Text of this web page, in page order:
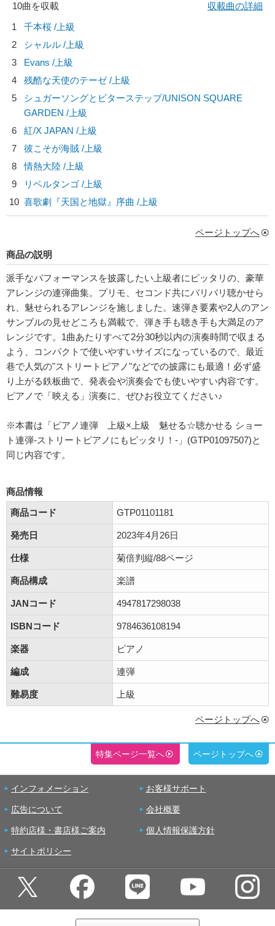
10曲を収載
収載曲の詳細
1
千本桜 /上級
2
シャルル /上級
3
Evans /上級
4
残酷な天使のテーゼ /上級
5
シュガーソングとビターステップ/UNISON SQUARE
GARDEN /上級
6
紅/X JAPAN /上級
7
彼こそが海賊 /上級
8
情熱大陸 /上級
9
リベルタンゴ /上級
10 喜歌劇『天国と地獄』序曲 /上級
ページトップへ
商品の説明
派手なパフォーマンスを披露したい上級者にピッタリの、豪華
アレンジの連弾曲集。プリモ、セコンド共にバリバリ聴かせら
れ、魅せられるアレンジを施しました。速弾き要素や2人のアン
サンブルの見せどころも満載で、弾き手も聴き手も大満足のア
レンジです。1曲あたりすべて2分30秒以内の演奏時間で収まる
よう、コンパクトで使いやすいサイズになっているので、最近
巷で人気の"ストリートピアノ"などでの披露にも最適！必ず盛
り上がる鉄板曲で、発表会や演奏会でも使いやすい内容です。
ピアノで「映える」演奏に、ぜひお役立てください♪
※本書は「ピアノ連弾 上級×上級 魅せる☆聴かせる ショー
ト連弾-ストリートピアノにもピッタリ！-」(GTP01097507)と
同じ内容です。
商品情報
商品コード
GTP01101181
発売日 2023年4月26日
仕様 菊倍判縦/88ページ
商品構成 楽譜
JANコード 4947817298038
ISBNコード 9784636108194
楽器 ピアノ
編成 連弾
難易度 上級
ページトップへ
特集ページ一覧へ ページトップへ
インフォメーション お客様サポート
広告について 会社概要
特約店様・書店様ご案内 個人情報保護方針
サイトポリシー